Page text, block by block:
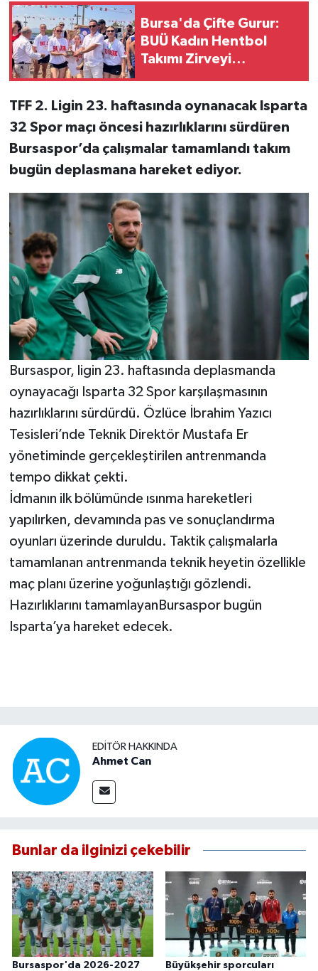
Bursa'da Çifte Gurur:
BUÜ Kadın Hentbol
Takımı Zirveyi
TFF 2. Ligin 23. haftasında oynanacak Isparta
32 Spor maçı öncesi hazırlıklarını sürdüren
Bursaspor’da çalışmalar tamamlandı takım
bugün deplasmana hareket ediyor.
Bursaspor, ligin 23. haftasında deplasmanda
oynayacağı Isparta 32 Spor karşılaşmasının
hazırlıklarını sürdürdü. Özlüce İbrahim Yazıcı
Tesisleri’nde Teknik Direktör Mustafa Er
yönetiminde gerçekleştirilen antrenmanda
tempo dikkat çekti.
İdmanın ilk bölümünde ısınma hareketleri
yapılırken, devamında pas ve sonuçlandırma
oyunları üzerinde duruldu. Taktik çalışmalarla
tamamlanan antrenmanda teknik heyetin özellikle
maç planı üzerine yoğunlaştığı gözlendi.
Hazırlıklarını tamamlayanBursaspor bugün
Isparta’ya hareket edecek.
EDITÖR HAKKINDA
Ahmet Can
Bunlar da ilginizi çekebilir
Bursaspor'da 2026-2027 Büyükşehir sporcuları